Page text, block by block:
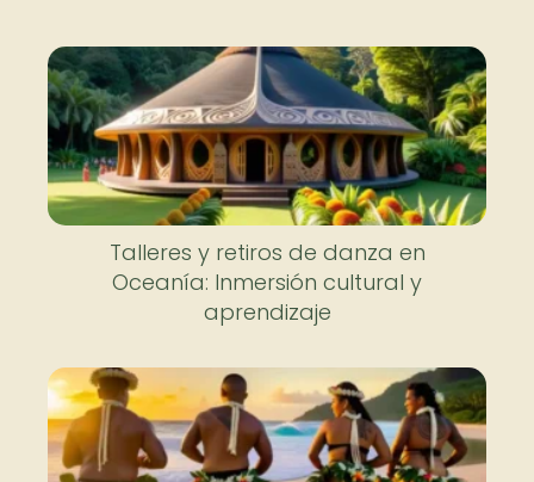
Talleres y retiros de danza en
Oceanía: Inmersión cultural y
aprendizaje